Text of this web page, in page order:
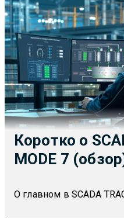
Коротко о
MODE 7
О главном в SCADA